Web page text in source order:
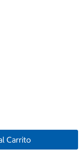
Carrito